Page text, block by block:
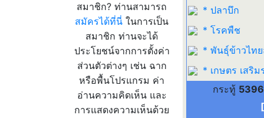
สมาชิก? ท่านสามารถ
สมัครได้ที่นี่ ในการเป็น
สมาชิก ท่านจะได้
ประโยชน์จากการตั้งค่า
ส่วนตัวต่างๆ เช่น ฉาก
หรือพื้นโปรแกรม ค่า
อ่านความคิดเห็น และ
การแสดงความเห็นด้วย
* ปลาบึก
* โรคพืช
* พันธุ์ข้าวไท
* เกษตร เสริม
กระทู้ 5396